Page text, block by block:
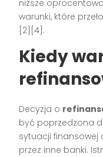
niższe
warunki, które
[2][4].
Kiedy
Decyzja o
być poprzedzona
sytuacji finansowej
przez inne banki.